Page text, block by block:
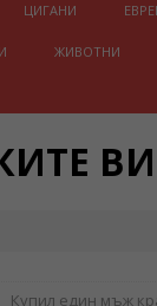
ЦИГАНИ
ЖИВОТНИ
Купил един мъж